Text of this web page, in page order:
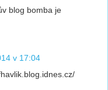
blog bomba je
v 17:04